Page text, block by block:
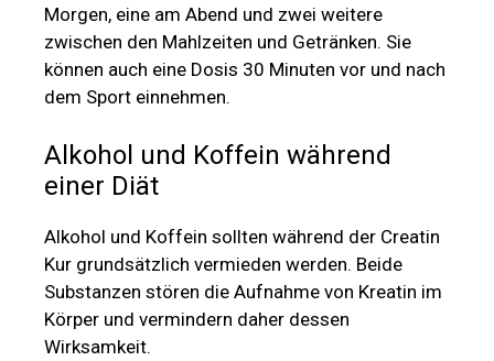
Morgen, eine am Abend und zwei weitere
zwischen den Mahlzeiten und Getränken. Sie
können auch eine Dosis 30 Minuten vor und nach
dem Sport einnehmen.
Alkohol und Koffein während
einer Diät
Alkohol und Koffein sollten während der Creatin
Kur grundsätzlich vermieden werden. Beide
Substanzen stören die Aufnahme von Kreatin im
Körper und vermindern daher dessen
Wirksamkeit.